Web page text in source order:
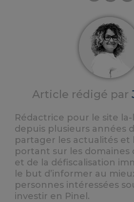
Article rédigé par
Rédactrice pour le site
depuis plusieurs années
partager les actualités et
portant sur les domaines
et de la défiscalisation
le but d’informer au
personnes intéressées
investir en Pinel.